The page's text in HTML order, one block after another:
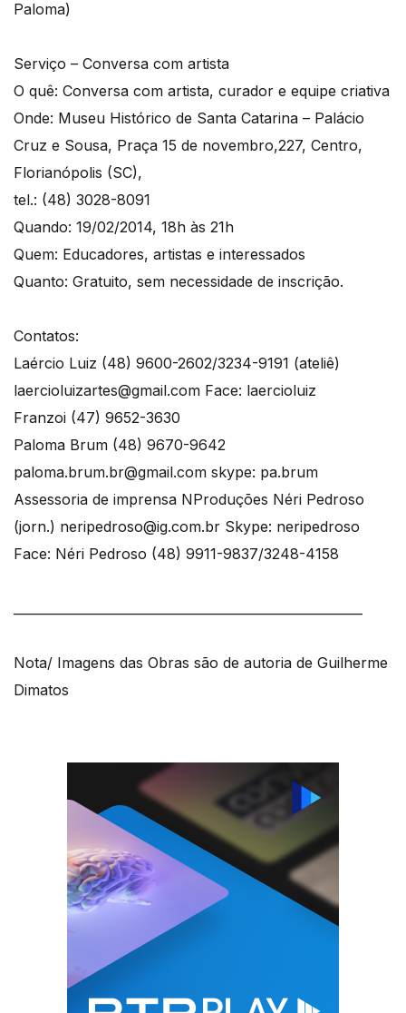
Paloma)
Serviço – Conversa com artista
O quê: Conversa com artista, curador e equipe criativa
Onde: Museu Histórico de Santa Catarina – Palácio
Cruz e Sousa, Praça 15 de novembro,227, Centro,
Florianópolis (SC),
tel.: (48) 3028-8091
Quando: 19/02/2014, 18h às 21h
Quem: Educadores, artistas e interessados
Quanto: Gratuito, sem necessidade de inscrição.
Contatos:
Laércio Luiz (48) 9600-2602/3234-9191 (ateliê)
laercioluizartes@gmail.com Face: laercioluiz
Franzoi (47) 9652-3630
Paloma Brum (48) 9670-9642
paloma.brum.br@gmail.com skype: pa.brum
Assessoria de imprensa NProduções Néri Pedroso
(jorn.) neripedroso@ig.com.br Skype: neripedroso
Face: Néri Pedroso (48) 9911-9837/3248-4158
Nota/ Imagens das Obras são de autoria de Guilherme
Dimatos